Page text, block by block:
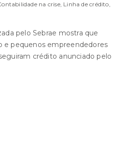
na crise, Linha de crédito,
pelo Sebrae mostra que
e pequenos empreendedores
crédito anunciado pelo